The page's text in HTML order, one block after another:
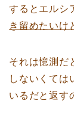
するとエルシ
き留めたいけ
それは憶測だ
しないくては
いるだと返す